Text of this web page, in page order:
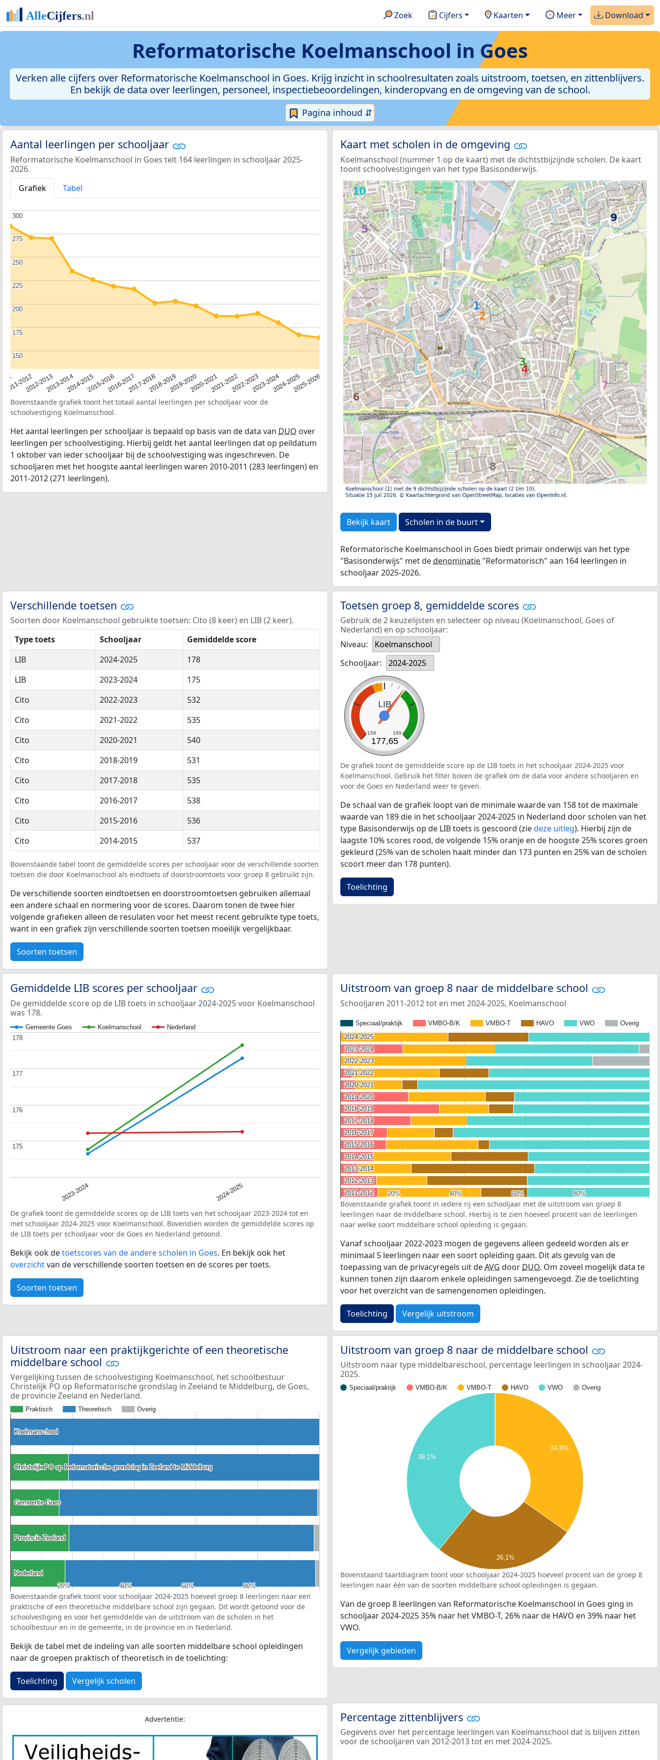
Zoek Cijfers Kaarten Meer Download
Reformatorische Koelmanschool in Goes
Verken alle cijfers over Reformatorische Koelmanschool in Goes. Krijg inzicht in schoolresultaten zoals uitstroom, toetsen, en zittenblijvers.
En bekijk de data over leerlingen, personeel, inspectiebeoordelingen, kinderopvang en de omgeving van de school.
Pagina inhoud ⇵
Aantal leerlingen per schooljaar
Reformatorische Koelmanschool in Goes telt 164 leerlingen in schooljaar 2025-
2026.
Grafiek
Tabel
2011-20122012-20132013-20142014-20152015-20162016-20172017-20182018-20192019-20202020-20212021-20222022-20232023-20242024-20252025-2026
150
150
175
175
200
200
225
225
250
250
275
275
300
300
Bovenstaande grafiek toont het totaal aantal leerlingen per schooljaar voor de
schoolvestiging Koelmanschool.
Het aantal leerlingen per schooljaar is bepaald op basis van de data van DUO over
leerlingen per schoolvestiging. Hierbij geldt het aantal leerlingen dat op peildatum
1 oktober van ieder schooljaar bij de schoolvestiging was ingeschreven. De
schooljaren met het hoogste aantal leerlingen waren 2010-2011 (283 leerlingen) en
2011-2012 (271 leerlingen).
Kaart met scholen in de omgeving
Koelmanschool (nummer 1 op de kaart) met de dichtstbijzijnde scholen. De kaart
toont schoolvestigingen van het type Basisonderwijs.
Bekijk kaart Scholen in de buurt
Reformatorische Koelmanschool in Goes biedt primair onderwijs van het type
"Basisonderwijs" met dedenominatie "Reformatorisch" aan 164 leerlingen in
schooljaar 2025-2026.
Verschillende toetsen
Soorten door Koelmanschool gebruikte toetsen: Cito (8 keer) en LIB (2 keer).
Type toets
Schooljaar
Gemiddelde score
LIB
2024-2025
178
LIB
2023-2024
175
Cito
2022-2023
532
Cito
2021-2022
535
Cito
2020-2021
540
Cito
2018-2019
531
Cito
2017-2018
535
Cito
2016-2017
538
Cito
2015-2016
536
Cito
2014-2015 537
Bovenstaande tabel toont de gemiddelde scores per schooljaar voor de verschillende soorten
toetsen die door Koelmanschool als eindtoets of doorstroomtoets voor groep 8 gebruikt zijn.
De verschillende soorten eindtoetsen en doorstroomtoetsen gebruiken allemaal
een andere schaal en normering voor de scores. Daarom tonen de twee hier
volgende grafieken alleen de resulaten voor het meest recent gebruikte type toets,
want in een grafiek zijn verschillende soorten toetsen moeilijk vergelijkbaar.
Soorten toetsen
Toetsen groep 8, gemiddelde scores
Gebruik de 2 keuzelijsten en selecteer op niveau (Koelmanschool, Goes of
Nederland) en op schooljaar:
Niveau:
Koelmanschool
Schooljaar:
2024-2025
LIB
158 189
177,65
De grafiek toont de gemiddelde score op de LIB toets in het schooljaar 2024-2025 voor
Koelmanschool. Gebruik het filter boven de grafiek om de data voor andere schooljaren en
voor de Goes en Nederland weer te geven.
De schaal van de grafiek loopt van de minimale waarde van 158 tot de maximale
waarde van 189 die in het schooljaar 2024-2025 in Nederland door scholen van het
type Basisonderwijs op de LIB toets is gescoord (ziedeze uitleg). Hierbij zijn de
laagste 10% scores rood, de volgende 15% oranje en de hoogste 25% scores groen
gekleurd (25% van de scholen haalt minder dan 173 punten en 25% van de scholen
scoort meer dan 178 punten).
Toelichting
Gemiddelde LIB scores per schooljaar
De gemiddelde score op de LIB toets in schooljaar 2024-2025 voor Koelmanschool
was 178.
Gemeente Goes Koelmanschool Nederland
2023-2024 2024-2025
175
175
176
176
177
177
178
178
De grafiek toont de gemiddelde scores op de LIB toets van het schooljaar 2023-2024 tot en
met schooljaar 2024-2025 voor Koelmanschool. Bovendien worden de gemiddelde scores op
de LIB toets per schooljaar voor de Goes en Nederland getoond.
Bekijk ook detoetscores van de andere scholen in Goes. En bekijk ook het
overzichtvan de verschillende soorten toetsen en de scores per toets.
Soorten toetsen
Uitstroom van groep 8 naar de middelbare school
Schooljaren 2011-2012 tot en met 2024-2025, Koelmanschool
Speciaal/praktijk VMBO-B/K VMBO-T HAVO VWO Overig
20%
20% 40%
40% 60%
60% 80%
80%
2024-2025
2024-2025
2023-2024
2023-2024
2022-2023
2022-2023
2021-2022
2021-2022
2020-2021
2020-2021
2019-2020
2019-2020
2018-2019
2018-2019
2017-2018
2017-2018
2016-2017
2016-2017
2015-2016
2015-2016
2014-2015
2014-2015
2013-2014
2013-2014
2012-2013
2012-2013
2011-2012
2011-2012
Bovenstaande grafiek toont in iedere rij een schooljaar met de uitstroom van groep 8
leerlingen naar de middelbare school. Hierbij is te zien hoeveel procent van de leerlingen
naar welke soort middelbare school opleiding is gegaan.
Vanaf schooljaar 2022-2023 mogen de gegevens alleen gedeeld worden als er
minimaal 5 leerlingen naar een soort opleiding gaan. Dit als gevolg van de
toepassing van de privacyregels uit deAVG door DUO. Om zoveel mogelijk data te
kunnen tonen zijn daarom enkele opleidingen samengevoegd. Zie de toelichting
voor het overzicht van de samengenomen opleidingen.
Toelichting Vergelijk uitstroom
Uitstroom naar een praktijkgerichte of een theoretische
middelbare school
Vergelijking tussen de schoolvestiging Koelmanschool, het schoolbestuur
Christelijk PO op Reformatorische grondslag in Zeeland te Middelburg, de Goes,
de provincie Zeeland en Nederland.
Praktisch Theoretisch Overig
20%
20% 40%
40% 60%
60% 80%
80%
Koelmanschool
Koelmanschool
Christelijk PO op Reformatorische grondslag in Zeeland te Middelburg
Christelijk PO op Reformatorische grondslag in Zeeland te Middelburg
Gemeente Goes
Gemeente Goes
Provincie Zeeland
Provincie Zeeland
Nederland
Nederland
Bovenstaande grafiek toont voor schooljaar 2024-2025 hoeveel groep 8 leerlingen naar een
praktische of een theoretische middelbare school zijn gegaan. Dit wordt getoond voor de
schoolvestiging en voor het gemiddelde van de uitstroom van de scholen in het
schoolbestuur en in de gemeente, in de provincie en in Nederland.
Bekijk de tabel met de indeling van alle soorten middelbare school opleidingen
naar de groepen praktisch of theoretisch in de toelichting:
Toelichting Vergelijk scholen
Uitstroom van groep 8 naar de middelbare school
Uitstroom naar type middelbareschool, percentage leerlingen in schooljaar 2024-
2025.
Speciaal/praktijk VMBO-B/K VMBO-T HAVO VWO Overig
34,8%
39,1%
26,1%
Bovenstaand taartdiagram toont voor schooljaar 2024-2025 hoeveel procent van de groep 8
leerlingen naar één van de soorten middelbare school opleidingen is gegaan.
Van de groep 8 leerlingen van Reformatorische Koelmanschool in Goes ging in
schooljaar 2024-2025 35% naar het VMBO-T, 26% naar de HAVO en 39% naar het
VWO.
Vergelijk gebieden
Advertentie: Percentage zittenblijvers
Gegevens over het percentage leerlingen van Koelmanschool dat is blijven zitten
voor de schooljaren van 2012-2013 tot en met 2024-2025.